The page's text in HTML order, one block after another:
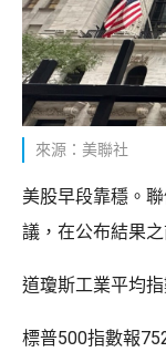
來源：美聯社
美股早段靠穩。
議，在公布結果
道瓊斯工業平均
標普500指數報